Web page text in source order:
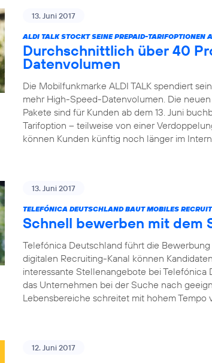
13. Juni 2017
ALDI TALK STOCKT SEINE PREPAID-TARIFOPTIONEN
Durchschnittlich über 40
Datenvolumen
Die Mobilfunkmarke ALDI TALK spendiert
mehr High-Speed-Datenvolumen. Die
Pakete sind für Kunden ab dem 13. Juni
Tarifoption – teilweise von einer
können Kunden künftig noch länger im
13. Juni 2017
TELEFÓNICA DEUTSCHLAND BAUT MOBILES
Schnell bewerben mit dem
Telefónica Deutschland führt die
digitalen Recruiting-Kanal können
interessante Stellenangebote bei
das Unternehmen bei der Suche nach
Lebensbereiche schreitet mit hohem
12. Juni 2017